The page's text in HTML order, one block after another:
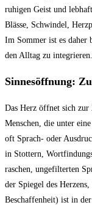
ruhigen Geist und
Blässe, Schwindel,
Im Sommer ist es daher
den Alltag zu integrieren.
Sinnesöffnung:
Das Herz öffnet sich
Menschen, die unter
oft Sprach- oder
in Stottern,
raschen, ungefilterten
der Spiegel des
Beschaffenheit) ist in